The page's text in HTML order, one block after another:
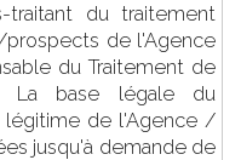
traitant du traitement
de l'Agence
du Traitement de
La base légale du
légitime de l'Agence /
jusqu'à demande de